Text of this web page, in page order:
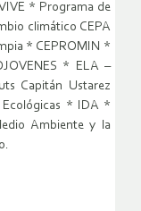
* Programa de
climático CEPA
* CEPROMIN *
* ELA –
Capitán Ustarez
Ecológicas * IDA *
Ambiente y la